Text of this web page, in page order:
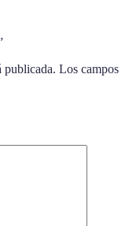
publicada. Los campos